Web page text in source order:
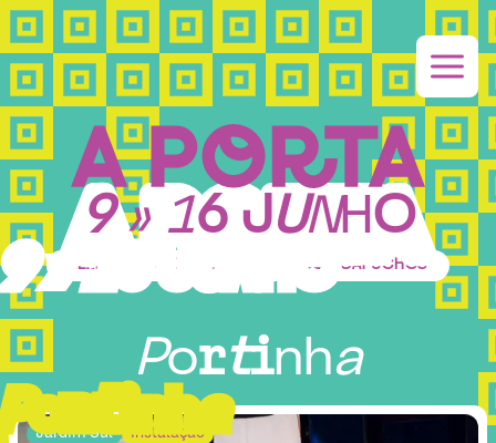
9 » 16 JUNHO
9 » 1 J U N H O
LEIRIA - ANTIGO CONVENTO DOS CAPUCHOS
Portinha
P o ti n ha
Jardim Sul Instalação